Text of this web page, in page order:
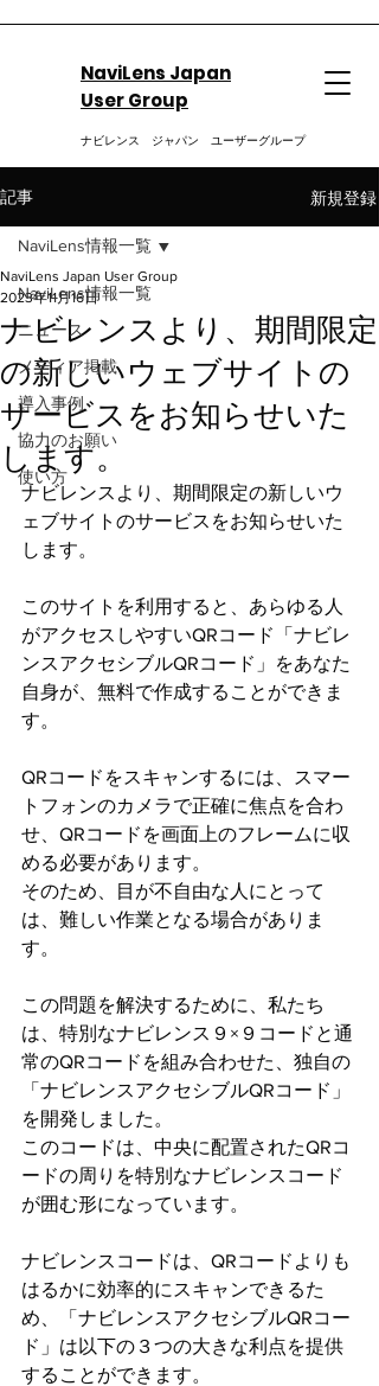
NaviLens Japan
User Group
ナビレンス ジャパン ユーザーグループ
記事 新規登録
NaviLens情報一覧
ニュース
メディア掲載
導入事例
協力のお願い
使い方
NaviLens情報一覧
ナビレンスより、期間限定
の新しいウェブサイトの
サービスをお知らせいた
します。
NaviLens Japan User Group
2023年11月16日
ナビレンスより、期間限定の新しいウ
ェブサイトのサービスをお知らせいた
します。
このサイトを利用すると、あらゆる人
がアクセスしやすいQRコード「ナビレ
ンスアクセシブルQRコード」をあなた
自身が、無料で作成することができま
す。
QRコードをスキャンするには、スマー
トフォンのカメラで正確に焦点を合わ
せ、QRコードを画面上のフレームに収
める必要があります。
そのため、目が不自由な人にとって
は、難しい作業となる場合がありま
す。
この問題を解決するために、私たち
は、特別なナビレンス９×９コードと通
常のQRコードを組み合わせた、独自の
「ナビレンスアクセシブルQRコード」
を開発しました。
このコードは、中央に配置されたQRコ
ードの周りを特別なナビレンスコード
が囲む形になっています。
ナビレンスコードは、QRコードよりも
はるかに効率的にスキャンできるた
め、「ナビレンスアクセシブルQRコー
ド」は以下の３つの大きな利点を提供
することができます。